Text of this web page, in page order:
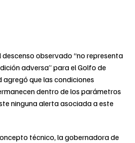
observado “no representa
adversa” para el Golfo de
que las condiciones
dentro de los parámetros
ninguna alerta asociada a este
técnico, la gobernadora de